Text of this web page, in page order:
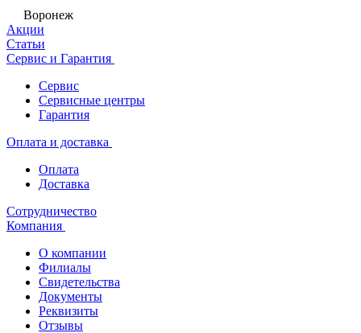
Воронеж
Акции
Статьи
Сервис и Гарантия
Сервис
Сервисные центры
Гарантия
Оплата и доставка
Оплата
Доставка
Сотрудничество
Компания
О компании
Филиалы
Свидетельства
Документы
Реквизиты
Отзывы